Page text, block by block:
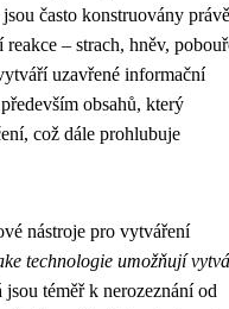
často konstruovány právě
– strach, hněv,
uzavřené informační
obsahů, který
což dále prohlubuje
nástroje pro vytváření
technologie umožňují
jsou téměř k nerozeznání od